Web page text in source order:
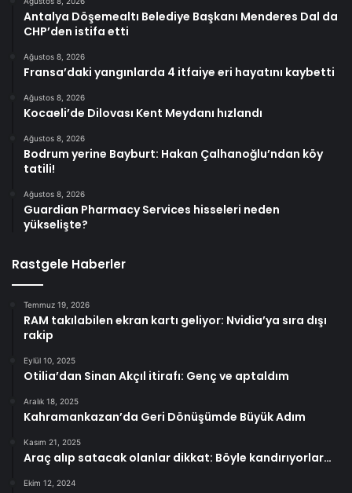
Antalya Döşemealtı Belediye Başkanı Menderes Dal da
CHP’den istifa etti
Ağustos 8, 2026
Fransa’daki yangınlarda 4 itfaiye eri hayatını kaybetti
Ağustos 8, 2026
Kocaeli’de Dilovası Kent Meydanı hızlandı
Ağustos 8, 2026
Bodrum yerine Bayburt: Hakan Çalhanoğlu’ndan köy
tatili!
Ağustos 8, 2026
Guardian Pharmacy Services hisseleri neden
yükselişte?
Rastgele Haberler
Temmuz 19, 2026
RAM takılabilen ekran kartı geliyor: Nvidia’ya sıra dışı
rakip
Eylül 10, 2025
Otilia’dan Sinan Akçıl itirafı: Genç ve aptaldım
Aralık 18, 2025
Kahramankazan’da Geri Dönüşümde Büyük Adım
Kasım 21, 2025
Araç alıp satacak olanlar dikkat: Böyle kandırıyorlar…
Ekim 12, 2024